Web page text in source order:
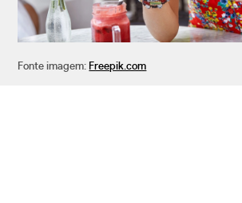
Fonte imagem: Freepik.com